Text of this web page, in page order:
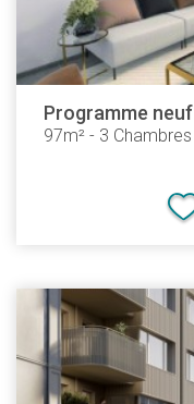
Programme neuf
97m² - 3 Chambres